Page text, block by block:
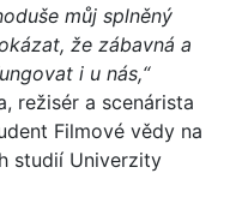
můj splněný
že zábavná a
i u nás,“
režisér a scenárista
Filmové vědy na
studií Univerzity